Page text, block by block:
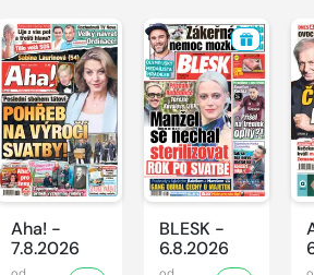
Aha! -
7.8.2026
BLESK -
6.8.2026